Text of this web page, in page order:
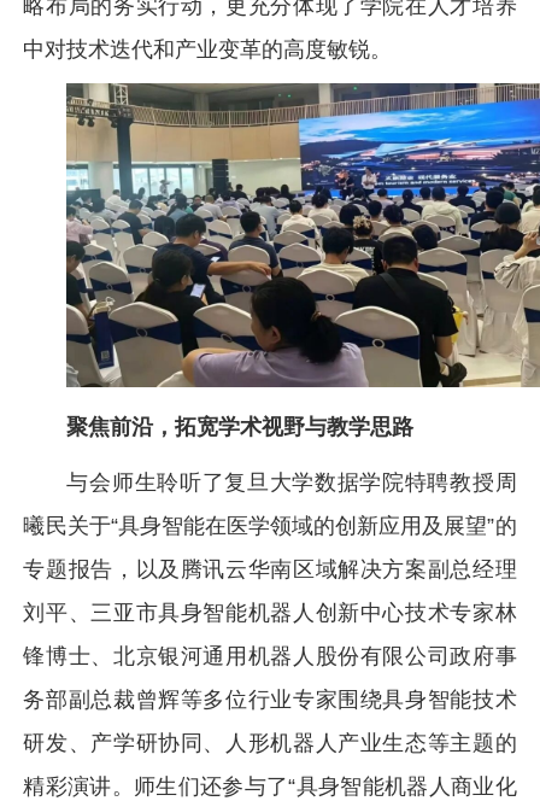
略布局的务实行动，更充分体现了学院在人才培养
中对技术迭代和产业变革的高度敏锐。
聚焦前沿，拓宽学术视野与教学思路
与会师生聆听了复旦大学数据学院特聘教授周
曦民关于“具身智能在医学领域的创新应用及展望”的
专题报告，以及腾讯云华南区域解决方案副总经理
刘平、三亚市具身智能机器人创新中心技术专家林
锋博士、北京银河通用机器人股份有限公司政府事
务部副总裁曾辉等多位行业专家围绕具身智能技术
研发、产学研协同、人形机器人产业生态等主题的
精彩演讲。师生们还参与了“具身智能机器人商业化